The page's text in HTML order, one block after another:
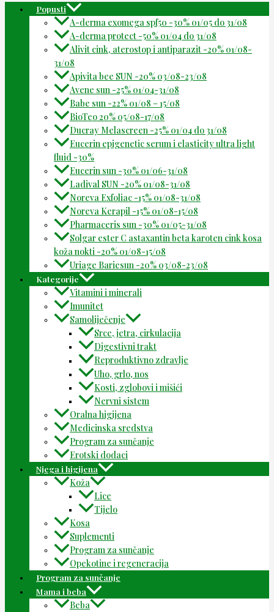
Popusti
A-derma exomega spf50 -30% 01/05 do 31/08
A-derma protect -50% 01/04 do 31/08
Alivit cink, aterostop i antiparazit -20% 01/08-
31/08
Apivita bee SUN -20% 03/08-23/08
Avene sun -25% 01/04-31/08
Babe sun -22% 01/08 – 15/08
BioTeo 20% 05/08-17/08
Ducray Melascreen -25% 01/04 do 31/08
Eucerin epigenetic serum i elasticity ultra light
fluid -30%
Eucerin sun -30% 01/06-31/08
Ladival SUN -20% 01/08-31/08
Noreva Exfoliac -15% 01/08-31/08
Noreva Kerapil -15% 01/08-15/08
Pharmaceris sun -30% 01/05-31/08
Solgar ester C astaxantin beta karoten cink kosa
koža nokti -20% 01/08-15/08
Uriage Bariesun -20% 03/08-23/08
Kategorije
Vitamini i minerali
Imunitet
Samoliječenje
Srce, jetra, cirkulacija
Digestivni trakt
Reproduktivno zdravlje
Uho, grlo, nos
Kosti, zglobovi i mišići
Nervni sistem
Oralna higijena
Medicinska sredstva
Program za sunčanje
Erotski dodaci
Njega i higijena
Koža
Lice
Tijelo
Kosa
Suplementi
Program za sunčanje
Opekotine i regeneracija
Program za sunčanje
Mama i beba
Beba